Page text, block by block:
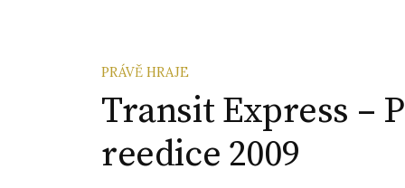
PRÁVĚ HRAJE
Transit Express –
reedice 2009